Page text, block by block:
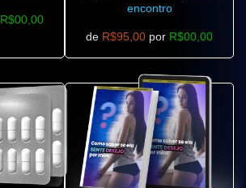
R$00,00
encontro
de R$95,00 por R$00,00